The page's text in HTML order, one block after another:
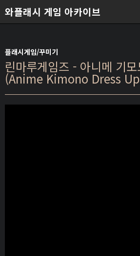
와플래시 게임 아카이브
플래시게임/꾸미기
린마루게임즈 - 아니메 기
(Anime Kimono Dress